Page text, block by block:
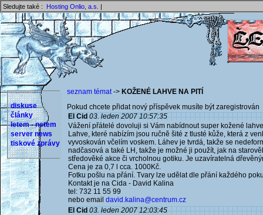
Sledujte také : Hosting Onlio, a.s. |
diskuse
články
letem - netem
server news
tiskové zprávy
seznam témat-> KOŽENÉ LAHVE NA PITÍ
Pokud chcete přidat nový příspěvek musíte být
El Cid 03. leden 2007 10:57:35
Vážení přátelé dovoluji si Vám nabídnout super kožené
Lahve, které nabízím jsou ručně šité z tlusté kůže, která z
vyvoskován včelím voskem. Láhev je tvrdá, takže se
nadčasová a také LH, takže je možné ji použít, jak na
středověké akce či vrcholnou gotiku. Je uzavíratelná
Cena je za 0,7 l cca. 1000Kč.
Fotku pošlu na přání. Tvary lze udělat dle přání každého
Kontakt je na Cida - David Kalina
tel: 732 11 55 99
nebo email david.kalina@centrum.cz
El Cid 03. leden 2007 12:03:45